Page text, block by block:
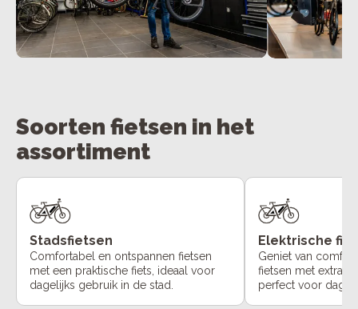
Soorten fietsen in het
assortiment
Stadsfietsen
Comfortabel en ontspannen fietsen
met een praktische fiets, ideaal voor
dagelijks gebruik in de stad.
Elektrische
Geniet van
fietsen met extra
perfect voor